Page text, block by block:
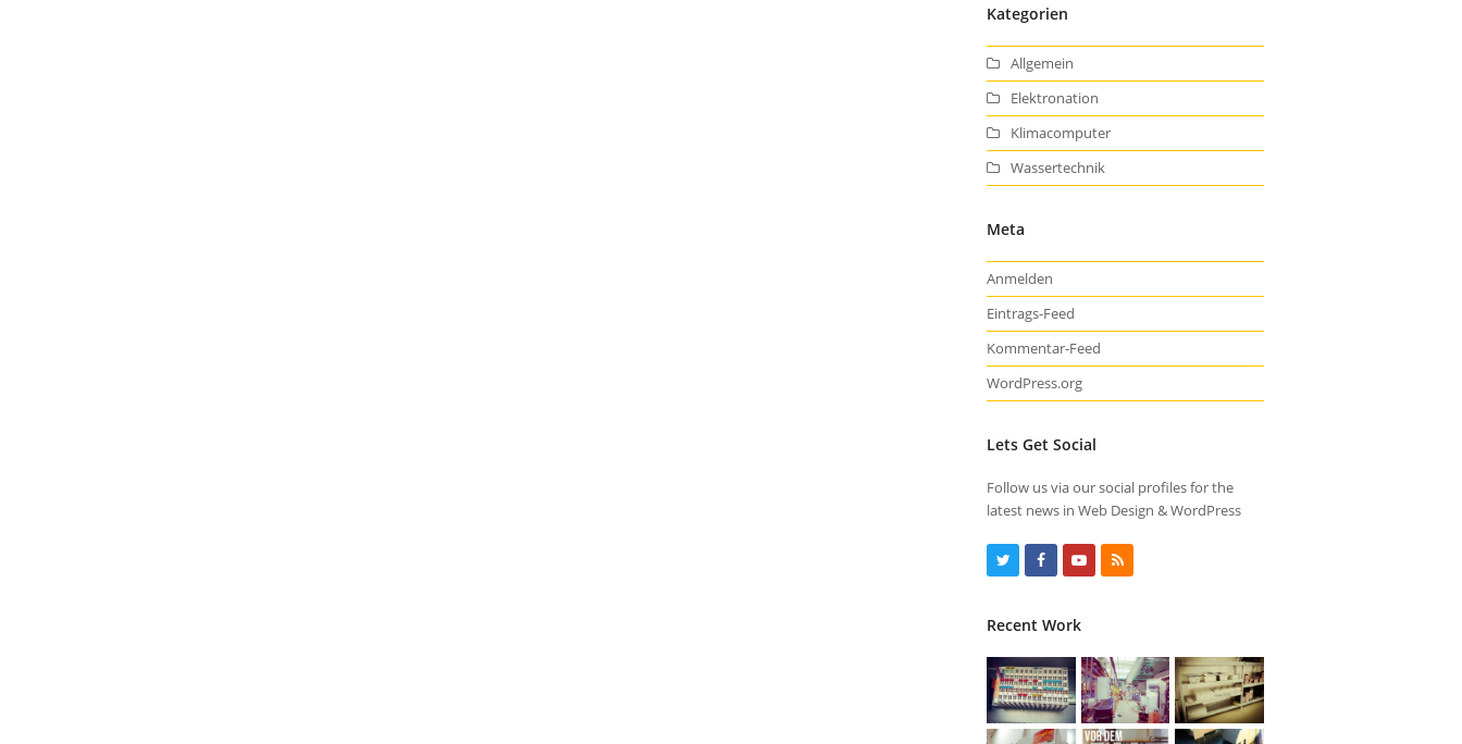
Kategorien
Allgemein
Elektronation
Klimacomputer
Wassertechnik
Meta
Anmelden
Eintrags-Feed
Kommentar-Feed
WordPress.org
Lets Get Social
Follow us via our social profiles for the
latest news in Web Design & WordPress
i
t
t
e
c
e
b
o
t
u
b
R
Recent Work